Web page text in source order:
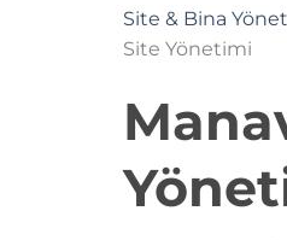
Site & Bina
Site Yönetimi